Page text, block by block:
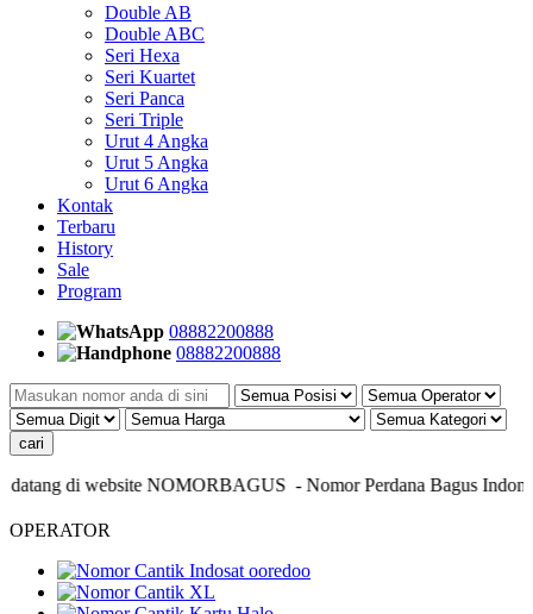
Double AB
Double ABC
Seri Hexa
Seri Kuartet
Seri Panca
Seri Triple
Urut 4 Angka
Urut 5 Angka
Urut 6 Angka
Kontak
Terbaru
History
Sale
Program
08882200888
08882200888
di website NOMORBAGUS - Nomor Perdana BagusIndonesia
OPERATOR